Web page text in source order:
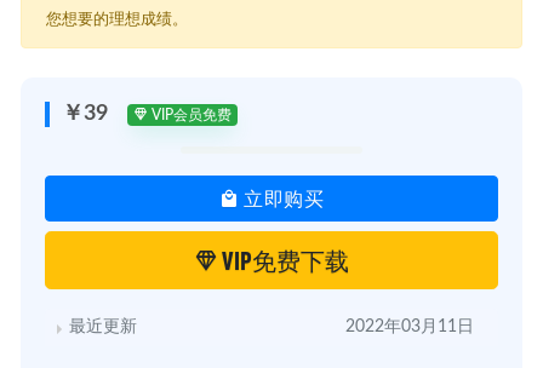
│ │ ├─ 2.语文核心能力速培–翻译.mp4.baiduyun.p.downloading
│ │ ├─ 5.写作板块-常识性事实及作文素材升格加工.mp4
│ │ ├─ 6.文言文核心考点及备考策略.mp4
│ │ ├─ 7.文言文翻译大招及精准实操.mp4
│ │ ├─ 8.文言文主题专项突破.mp4
│ │ ├─ 【补充】四点答题法专项训练.mp4
│ │ ├─ 【补充】有思想含量的话精讲与运用.mp4
│ └─ 2021秋季班
│ ├─ 02.第二节.mp4
您想要的理想成绩。
￥39 VIP会员免费
立即购买
VIP免费下载
最近更新 2022年03月11日